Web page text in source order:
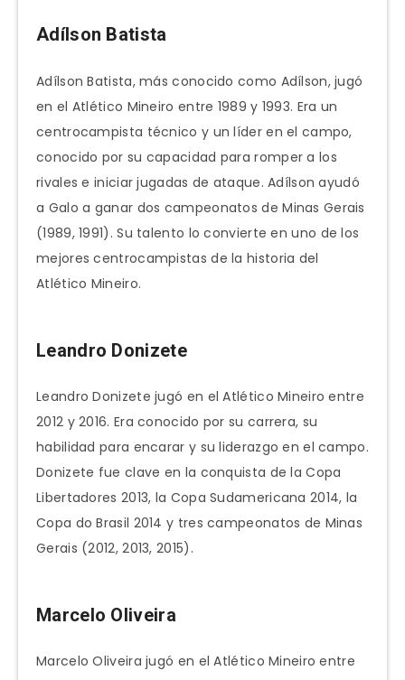
Adílson Batista
Adílson Batista, más conocido como Adílson, jugó
en el Atlético Mineiro entre 1989 y 1993. Era un
centrocampista técnico y un líder en el campo,
conocido por su capacidad para romper a los
rivales e iniciar jugadas de ataque. Adílson ayudó
a Galo a ganar dos campeonatos de Minas Gerais
(1989, 1991). Su talento lo convierte en uno de los
mejores centrocampistas de la historia del
Atlético Mineiro.
Leandro Donizete
Leandro Donizete jugó en el Atlético Mineiro entre
2012 y 2016. Era conocido por su carrera, su
habilidad para encarar y su liderazgo en el campo.
Donizete fue clave en la conquista de la Copa
Libertadores 2013, la Copa Sudamericana 2014, la
Copa do Brasil 2014 y tres campeonatos de Minas
Gerais (2012, 2013, 2015).
Marcelo Oliveira
Marcelo Oliveira jugó en el Atlético Mineiro entre